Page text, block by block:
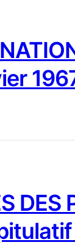
DES